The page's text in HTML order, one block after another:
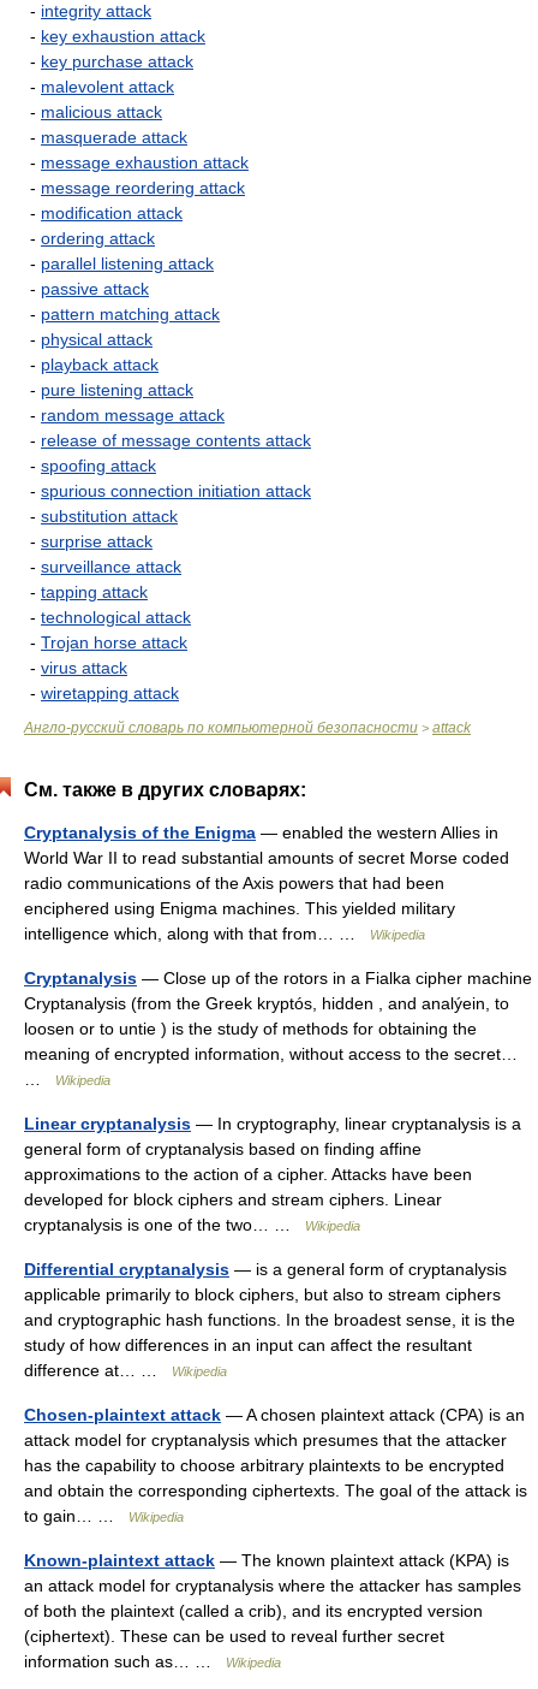
- integrity attack
- key exhaustion attack
- key purchase attack
- malevolent attack
- malicious attack
- masquerade attack
- message exhaustion attack
- message reordering attack
- modification attack
- ordering attack
- parallel listening attack
- passive attack
- pattern matching attack
- physical attack
- playback attack
- pure listening attack
- random message attack
- release of message contents attack
- spoofing attack
- spurious connection initiation attack
- substitution attack
- surprise attack
- surveillance attack
- tapping attack
- technological attack
- Trojan horse attack
- virus attack
- wiretapping attack
Англо-русский словарь по компьютерной безопасности > attack
См. также в других словарях:
Cryptanalysis of the Enigma — enabled the western Allies in
World War II to read substantial amounts of secret Morse coded
radio communications of the Axis powers that had been
enciphered using Enigma machines. This yielded military
intelligence which, along with that from… …
Wikipedia
Cryptanalysis — Close up of the rotors in a Fialka cipher machine
Cryptanalysis (from the Greek kryptós, hidden , and analýein, to
loosen or to untie ) is the study of methods for obtaining the
meaning of encrypted information, without access to the secret…
Wikipedia
Linear cryptanalysis — In cryptography, linear cryptanalysis is a
general form of cryptanalysis based on finding affine
approximations to the action of a cipher. Attacks have been
developed for block ciphers and stream ciphers. Linear
cryptanalysis is one of the two… …
Wikipedia
Differential cryptanalysis — is a general form of cryptanalysis
applicable primarily to block ciphers, but also to stream ciphers
and cryptographic hash functions. In the broadest sense, it is the
study of how differences in an input can affect the resultant
difference at… …
Wikipedia
Chosen-plaintext attack — A chosen plaintext attack (CPA) is an
attack model for cryptanalysis which presumes that the attacker
has the capability to choose arbitrary plaintexts to be encrypted
and obtain the corresponding ciphertexts. The goal of the attack is
to gain… …
Wikipedia
Known-plaintext attack — The known plaintext attack (KPA) is
an attack model for cryptanalysis where the attacker has samples
of both the plaintext (called a crib), and its encrypted version
(ciphertext). These can be used to reveal further secret
information such as… …
Wikipedia